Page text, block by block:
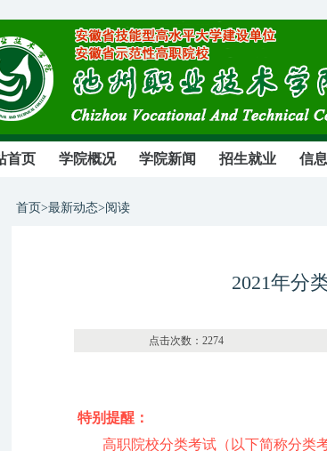
首页 学院概况 学院新闻 招生就业 信
首页>最新动态>阅读
2021年分
点击次数：2274 上
特别提醒：
高职院校分类考试（以下简称分类